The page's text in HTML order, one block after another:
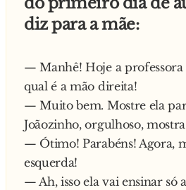
- Também quero tirar uma
O marido todo orgulhoso
E responde ela:
- Para mandar ampliar.
igualmente com medo como
anteriores
seu poder
Continua a sua caminhada e
elefante e pergunta:
- Quem é o rei da selva,
O elefante, como quem não
no leão com a tromba,
árvore, atira-o ao chão e
diz para a mãe:
— Manhê! Hoje a professora
qual é a mão direita!
— Muito bem. Mostre ela
Joãozinho, orgulhoso,
— Ótimo! Parabéns! Agora,
esquerda!
— Ah, isso ela vai ensinar só